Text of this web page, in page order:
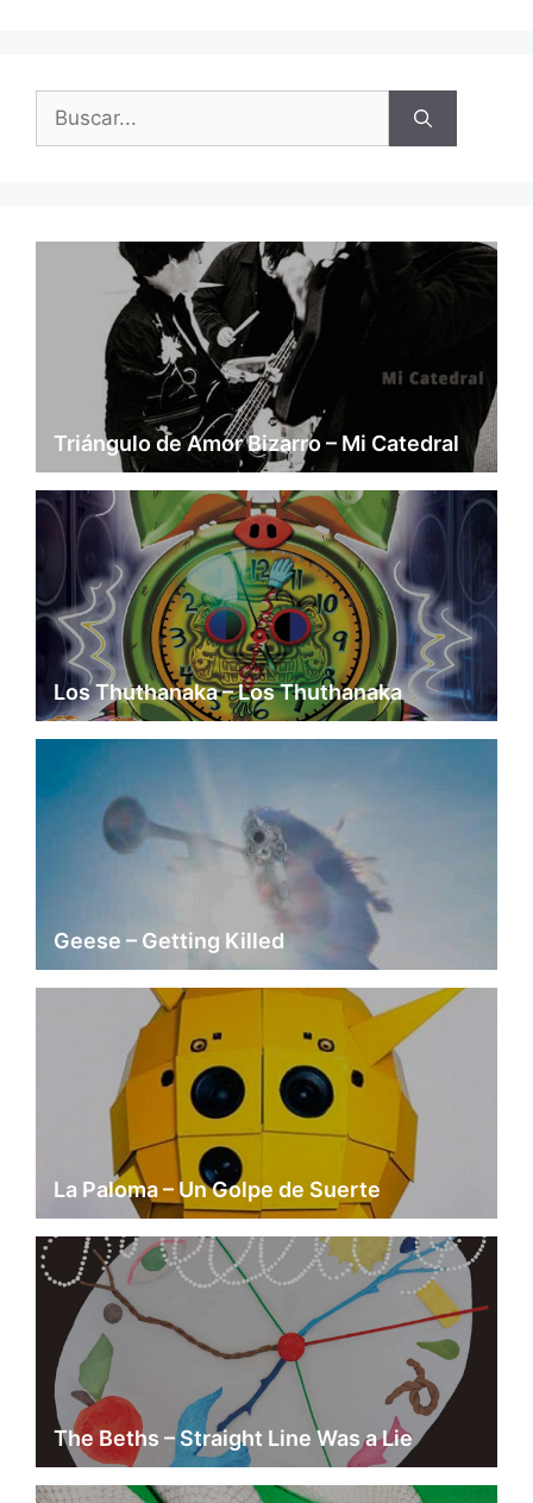
Buscar:
Triángulo de Amor Bizarro – Mi Catedral
Los Thuthanaka – Los Thuthanaka
Geese – Getting Killed
La Paloma – Un Golpe de Suerte
The Beths – Straight Line Was a Lie